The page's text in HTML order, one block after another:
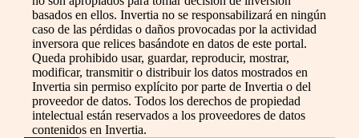
basados en ellos. Invertia no se responsabilizará en ningún
caso de las pérdidas o daños provocadas por la actividad
inversora que relices basándote en datos de este portal.
Queda prohibido usar, guardar, reproducir, mostrar,
modificar, transmitir o distribuir los datos mostrados en
Invertia sin permiso explícito por parte de Invertia o del
proveedor de datos. Todos los derechos de propiedad
intelectual están reservados a los proveedores de datos
contenidos en Invertia.